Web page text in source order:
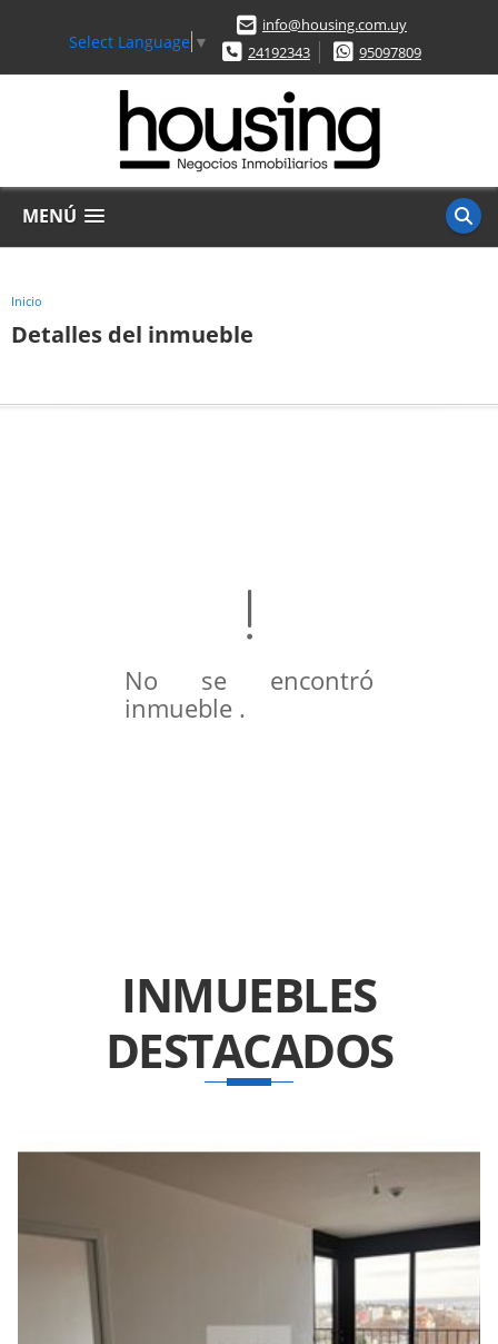
Select Language ▼
info@housing.com.uy
24192343
95097809
MENÚ
Inicio
Detalles del inmueble
No se encontró
inmueble .
INMUEBLES
DESTACADOS